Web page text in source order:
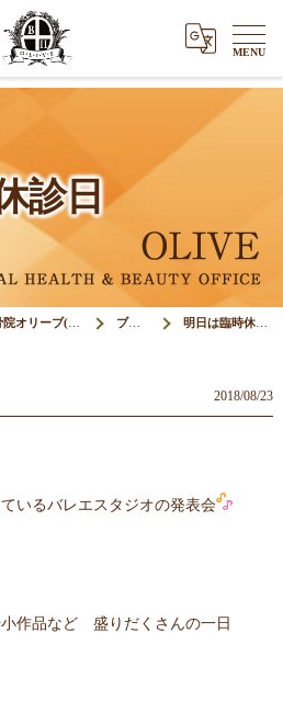
診日
大田区のマッサージ＆鍼灸接骨院オリーブ(Olive) ブログ 明日は臨時休診日
2018/08/23
いるバレエスタジオの発表会
小作品など 盛りだくさんの一日